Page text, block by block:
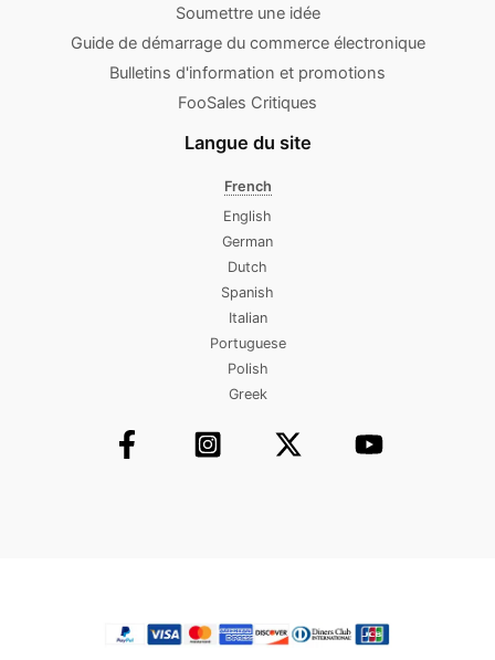
Soumettre une idée
Guide de démarrage du commerce électronique
Bulletins d'information et promotions
FooSales Critiques
Langue du site
French
English
German
Dutch
Spanish
Italian
Portuguese
Polish
Greek